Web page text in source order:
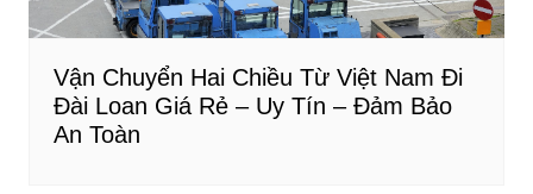
Vận Chuyển Hai Chiều Từ Việt Nam Đi
Đài Loan Giá Rẻ – Uy Tín – Đảm Bảo
An Toàn